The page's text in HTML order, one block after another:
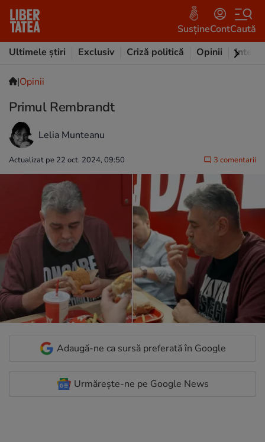
SusțineContCaută
Ultimele știri
Exclusiv Criză politică Opinii
|Opinii
Primul Rembrandt
Lelia Munteanu
Actualizat pe 22 oct. 2024, 09:50 3 comentarii
Adaugă-ne ca sursă preferată în Google
Urmărește-ne pe Google News